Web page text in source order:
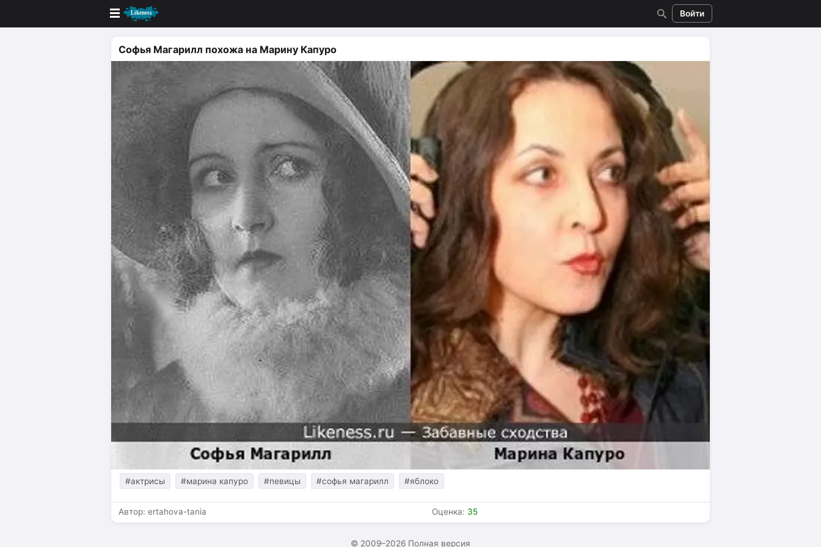
Войти
Новые
Лучшие
Голосование
Кандидаты
Случайное сходство 👍
Создать сходство
Для публикации необходима авторизация
Поиск
Софья Магарилл похожа на Марину Капуро
#актрисы #марина капуро #певицы #софья магарилл #яблоко
Автор: ertahova-tania Оценка: 35
© 2009–2026 Полная версия